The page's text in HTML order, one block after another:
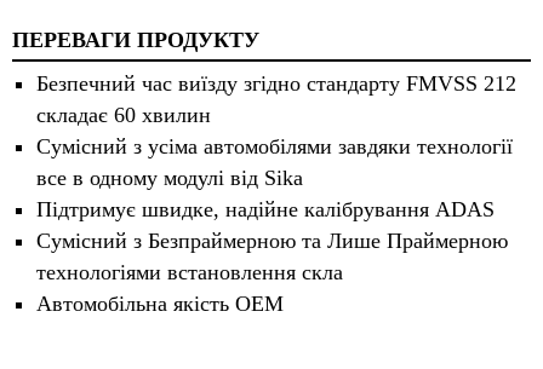
ПЕРЕВАГИ ПРОДУКТУ
Безпечний час виїзду згідно стандарту FMVSS 212
складає 60 хвилин
Сумісний з усіма автомобілями завдяки технології
все в одному модулі від Sika
Підтримує швидке, надійне калібрування ADAS
Сумісний з Безпраймерною та Лише Праймерною
технологіями встановлення скла
Автомобільна якість OEM